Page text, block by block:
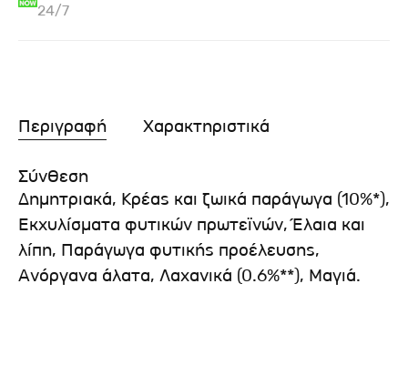
24/7
Περιγραφή Χαρακτηριστικά
Σύνθεση
Δημητριακά, Κρέας και ζωικά παράγωγα (10%*),
Εκχυλίσματα φυτικών πρωτεϊνών, Έλαια και
λίπη, Παράγωγα φυτικής προέλευσης,
Ανόργανα άλατα, Λαχανικά (0.6%**), Μαγιά.